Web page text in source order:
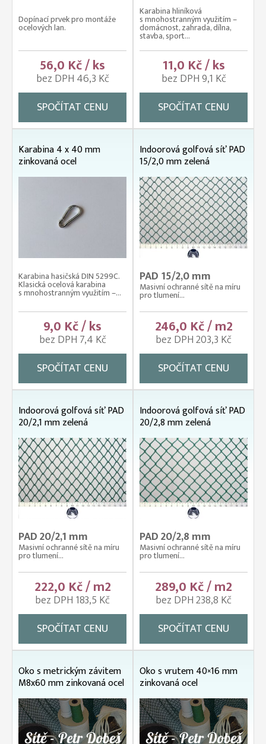
Dopínací prvek pro montáže
ocelových lan.
56,0 Kč / ks
bez DPH 46,3 Kč
SPOČÍTAT CENU
Karabina hliníková
s mnohostranným využitím –
domácnost, zahrada, dílna,
stavba, sport...
11,0 Kč / ks
bez DPH 9,1 Kč
SPOČÍTAT CENU
Karabina 4 x 40 mm
zinkovaná ocel
Karabina hasičská DIN 5299C.
Klasická ocelová karabina
s mnohostranným využitím –...
9,0 Kč / ks
bez DPH 7,4 Kč
SPOČÍTAT CENU
Indoorová golfová síť PAD
15/2,0 mm zelená
PAD 15/2,0 mm
Masivní ochranné sítě na míru
pro tlumení...
246,0 Kč / m2
bez DPH 203,3 Kč
SPOČÍTAT CENU
Indoorová golfová síť PAD
20/2,1 mm zelená
PAD 20/2,1 mm
Masivní ochranné sítě na míru
pro tlumení...
222,0 Kč / m2
bez DPH 183,5 Kč
SPOČÍTAT CENU
Indoorová golfová síť PAD
20/2,8 mm zelená
PAD 20/2,8 mm
Masivní ochranné sítě na míru
pro tlumení...
289,0 Kč / m2
bez DPH 238,8 Kč
SPOČÍTAT CENU
Oko s metrickým závitem
M8x60 mm zinkovaná ocel
Oko s vrutem 40×16 mm
zinkovaná ocel